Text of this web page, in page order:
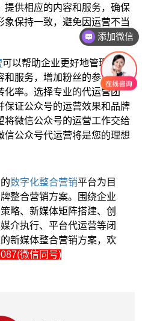
提供相应的内容和服务，确保
保持一致，避免因运营不当
可以帮助企业更好地管理和运
和服务，增加粉丝的参与和忠
化率。选择专业的代运营团
保证公众号的运营效果和品牌
微信公众号的运营工作交给
公众号代运营将是您的理想
数字化整合营销平台为目
整合营销方案。围绕企业
略、新媒体矩阵搭建、创
介执行、平台代运营等闭
新媒体整合营销方案，欢
微信同号)
添加微信